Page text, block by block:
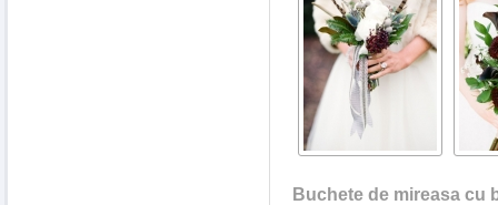
Buchete de mireasa cu